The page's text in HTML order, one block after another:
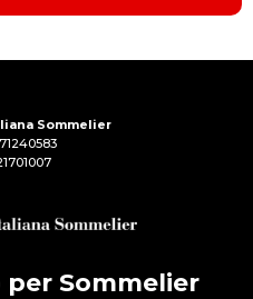
Sommelier
Sommelier